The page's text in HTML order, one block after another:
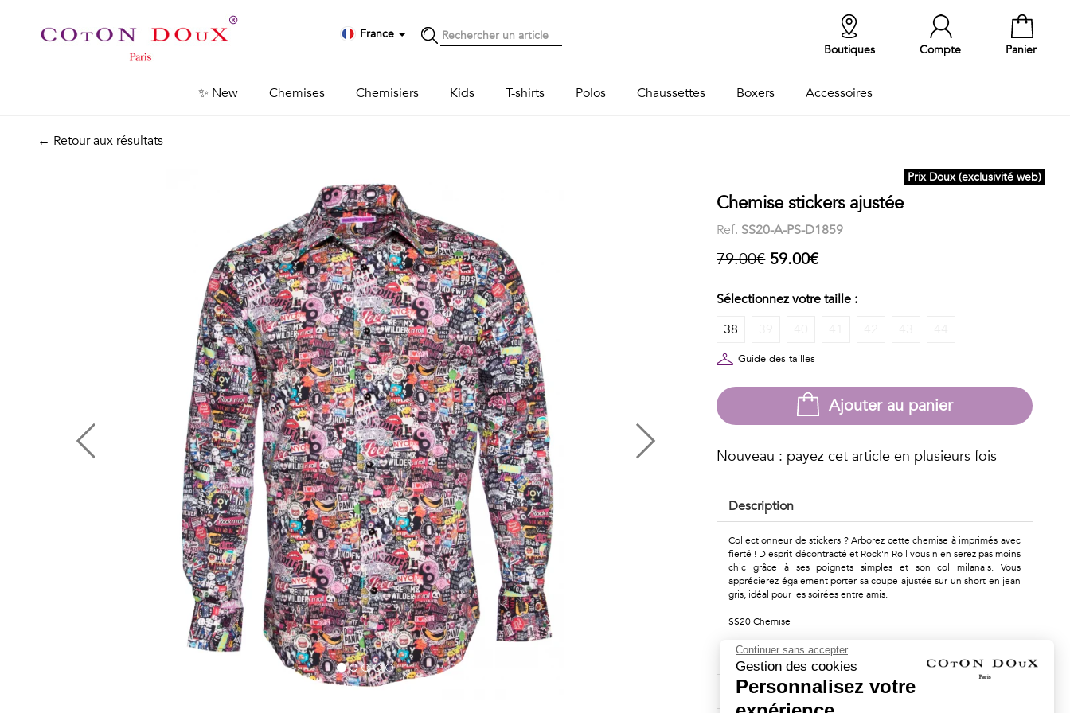
France
Panier
Compte
Boutiques
✨ New Chemises Chemisiers Kids T-shirts Polos Chaussettes Boxers Accessoires
← Retour aux résultats
Prix Doux (exclusivité web)
Chemise stickers ajustée
Ref. SS20-A-PS-D1859
79.00€ 59.00€
Sélectionnez votre taille :
38
Guide des tailles
Ajouter au panier
Nouveau : payez cet article en plusieurs fois
Description
Collectionneur de stickers ? Arborez cette chemise à imprimés avec
fierté ! D'esprit décontracté et Rock'n Roll vous n'en serez pas moins
chic grâce à ses poignets simples et son col milanais. Vous
apprécierez également porter sa coupe ajustée sur un short en jean
gris, idéal pour les soirées entre amis.
SS20 Chemise
Composition & Entretien
Livraison & Retours
Continuer sans accepter
Gestion des cookies
Personnalisez votre